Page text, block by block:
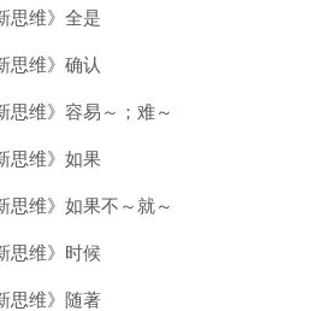
思维》全是
思维》确认
思维》容易～；难～
思维》如果
思维》如果不～就～
思维》时候
思维》随著